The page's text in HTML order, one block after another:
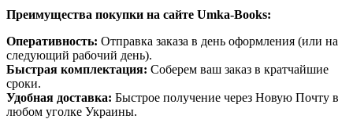
Преимущества покупки на сайте Umka-Books:
Оперативность: Отправка заказа в день оформления (или на
следующий рабочий день).
Быстрая комплектация: Соберем ваш заказ в кратчайшие
сроки.
Удобная доставка: Быстрое получение через Новую Почту в
любом уголке Украины.